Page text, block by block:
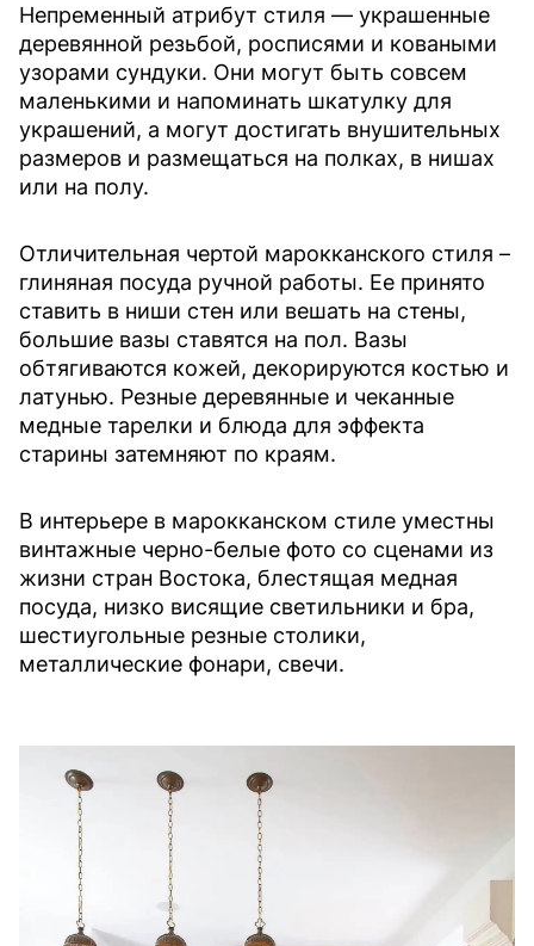
Непременный атрибут стиля — украшенные
деревянной резьбой, росписями и коваными
узорами сундуки. Они могут быть совсем
маленькими и напоминать шкатулку для
украшений, а могут достигать внушительных
размеров и размещаться на полках, в нишах
или на полу.
Отличительная чертой марокканского стиля –
глиняная посуда ручной работы. Ее принято
ставить в ниши стен или вешать на стены,
большие вазы ставятся на пол. Вазы
обтягиваются кожей, декорируются костью и
латунью. Резные деревянные и чеканные
медные тарелки и блюда для эффекта
старины затемняют по краям.
В интерьере в марокканском стиле уместны
винтажные черно-белые фото со сценами из
жизни стран Востока, блестящая медная
посуда, низко висящие светильники и бра,
шестиугольные резные столики,
металлические фонари, свечи.